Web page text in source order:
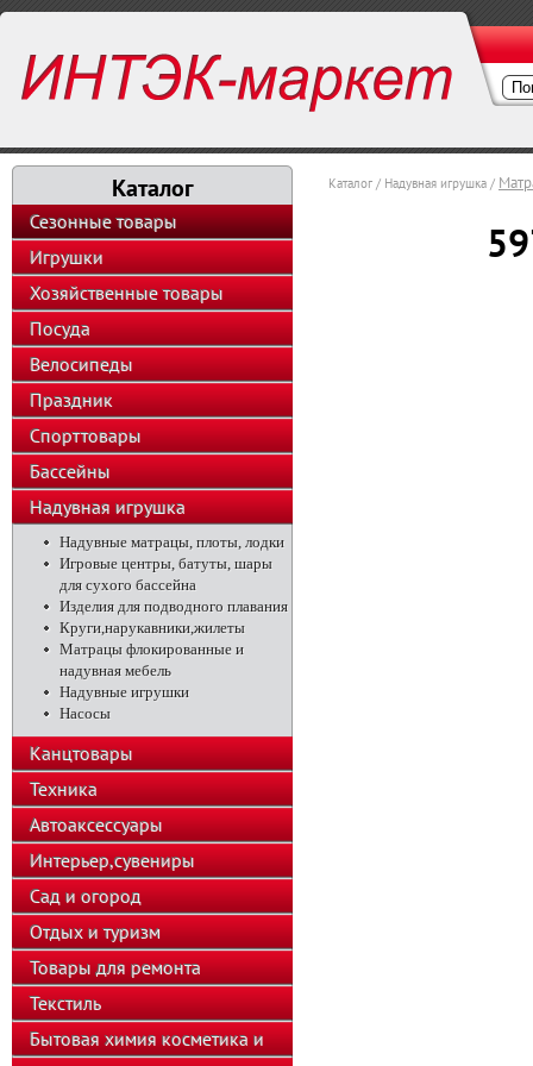
Каталог
Сезонные товары
Игрушки
Хозяйственные товары
Посуда
Велосипеды
Праздник
Спорттовары
Бассейны
Надувная игрушка
Надувные матрацы, плоты, лодки
Игровые центры, батуты, шары
для сухого бассейна
Изделия для подводного плавания
Круги,нарукавники,жилеты
Матрацы флокированные и
надувная мебель
Надувные игрушки
Насосы
Канцтовары
Техника
Автоаксессуары
Интерьер,сувениры
Сад и огород
Отдых и туризм
Товары для ремонта
Текстиль
Бытовая химия косметика и
Каталог / Надувная игрушка /